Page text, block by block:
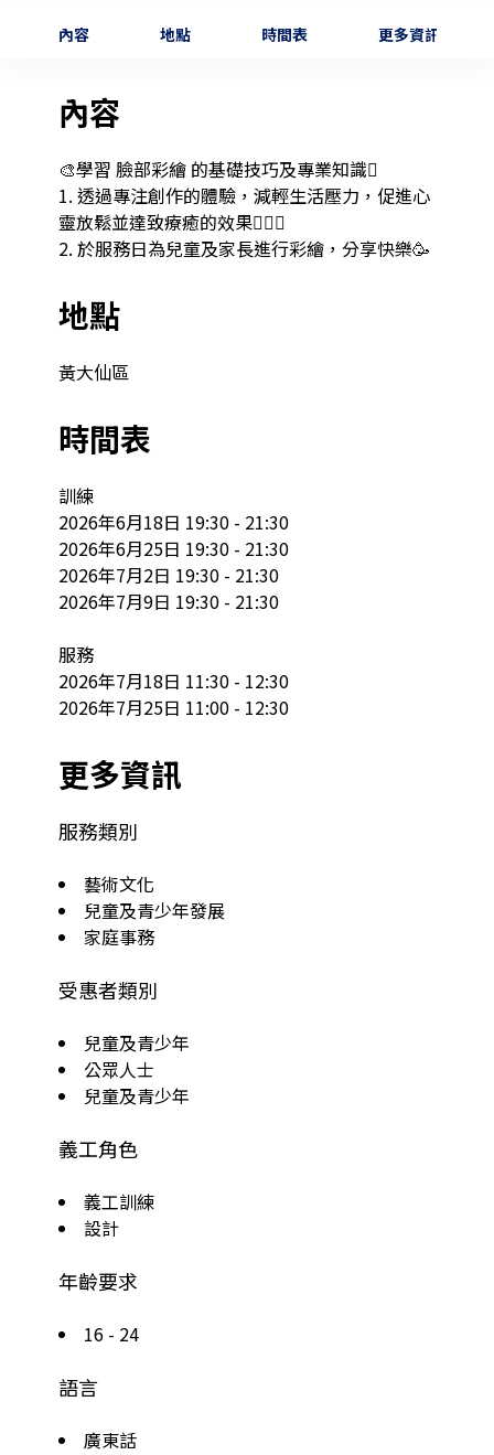
內容 地點 時間表 更多資訊
內容
🎨學習 臉部彩繪 的基礎技巧及專業知識🫟
1. 透過專注創作的體驗，減輕生活壓力，促進心
靈放鬆並達致療癒的效果🧘🏻‍♀️
2. 於服務日為兒童及家長進行彩繪，分享快樂🥳
地點
黃大仙區
時間表
訓練
2026年6月18日 19:30 - 21:30
2026年6月25日 19:30 - 21:30
2026年7月2日 19:30 - 21:30
2026年7月9日 19:30 - 21:30
服務
2026年7月18日 11:30 - 12:30
2026年7月25日 11:00 - 12:30
更多資訊
服務類別
藝術文化
兒童及青少年發展
家庭事務
受惠者類別
兒童及青少年
公眾人士
兒童及青少年
義工角色
義工訓練
設計
年齡要求
16 - 24
語言
廣東話